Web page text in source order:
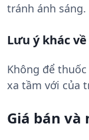
tránh ánh sáng.
Lưu ý khác
Không để
xa tầm với của
Giá bán và